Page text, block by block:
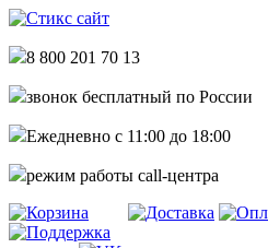
8 800 201 70 13
звонок бесплатный по России
Ежедневно с 11:00 до 18:00
режим работы call-центра